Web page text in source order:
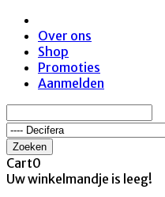
Over ons
Shop
Promoties
Aanmelden
Zoeken
Cart0
Uw winkelmandje is leeg!